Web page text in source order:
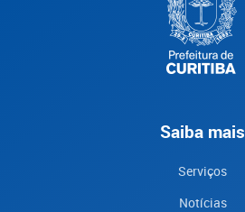
Saiba mais
Serviços
Notícias